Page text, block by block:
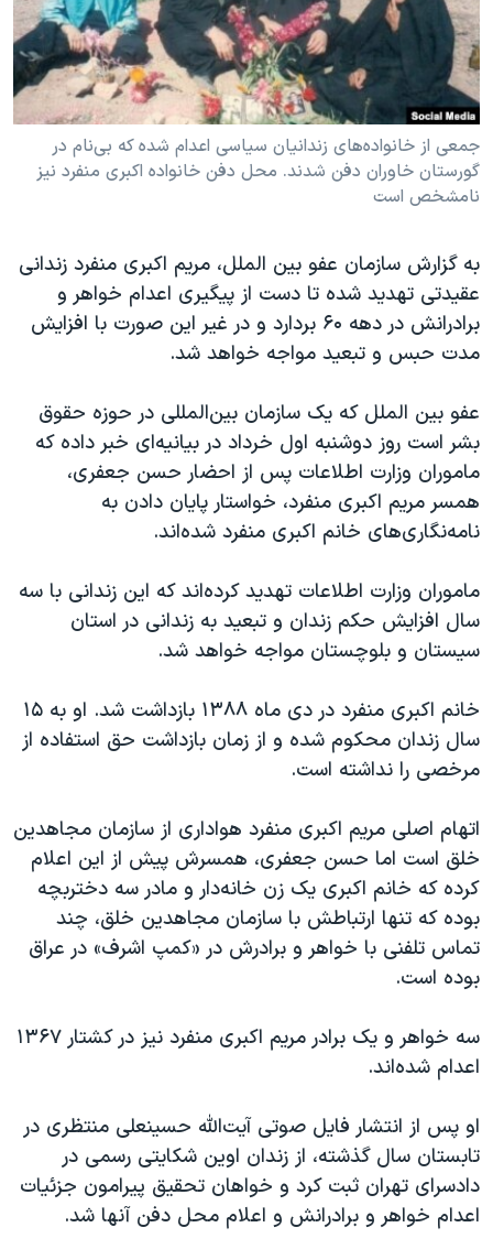
فرهنگ و زندگی
حقوق شهروندی
اقتصادی
علم و فناوری
اسرائیل در جنگ
آرشیو پخش زنده
مستندها
انتخابات ریاست جمهوری آمریکا ۲۰۲۴
حمله جمهوری اسلامی به اسرائیل
رمز مهسا
ورزش زنان در ایران
مجموعه مستندهای دادخواهی
تریبونال مردمی آبان ۹۸
دادگاه حمید نوری
قانون شفافیت دارائی کادر رهبری ایران
اعتراضات مردمی آبان ۹۸
اسرائیل در جنگ
نرگس محمدی برنده جایزه نوبل صلح
صفحه‌های ویژه
سفر پرزیدنت ترامپ به چین
دنبال کنید
زبانهای مختلف
جمعی از خانواده‌های زندانیان سیاسی اعدام شده که بی‌نام در
گورستان خاوران دفن شدند. محل دفن خانواده اکبری منفرد نیز
نامشخص است
به گزارش سازمان عفو بین الملل، مریم اکبری منفرد زندانی
عقیدتی تهدید شده تا دست از پیگیری اعدام خواهر و
برادرانش در دهه ۶۰ بردارد و در غیر این صورت با افزایش
مدت حبس و تبعید مواجه خواهد شد.
عفو بین الملل که یک سازمان بین‌المللی در حوزه حقوق
بشر است روز دوشنبه اول خرداد در بیانیه‌ای خبر داده که
ماموران وزارت اطلاعات پس از احضار حسن جعفری،
همسر مریم اکبری منفرد، خواستار پایان دادن به
نامه‌نگاری‌های خانم اکبری منفرد شده‌اند.
ماموران وزارت اطلاعات تهدید کرده‌اند که این زندانی با سه
سال افزایش حکم زندان و تبعید به زندانی در استان
سیستان و بلوچستان مواجه خواهد شد.
خانم اکبری منفرد در دی ماه ۱۳۸۸ بازداشت شد. او به ۱۵
سال زندان محکوم شده و از زمان بازداشت حق استفاده از
مرخصی را نداشته است.
اتهام اصلی مریم اکبری منفرد هواداری از سازمان مجاهدین
خلق است اما حسن جعفری، همسرش پیش از این اعلام
کرده که خانم اکبری یک زن خانه‌دار و مادر سه دختربچه
بوده که تنها ارتباطش با سازمان مجاهدین خلق، چند
تماس تلفنی با خواهر و برادرش در «کمپ اشرف» در عراق
بوده است.
سه خواهر و یک برادر مریم اکبری منفرد نیز در کشتار ۱۳۶۷
اعدام شده‌اند.
او پس از انتشار فایل صوتی آیت‌الله حسینعلی منتظری در
تابستان سال گذشته، از زندان اوین شکایتی رسمی در
دادسرای تهران ثبت کرد و خواهان تحقیق پیرامون جزئیات
اعدام خواهر و برادرانش و اعلام محل دفن آنها شد.